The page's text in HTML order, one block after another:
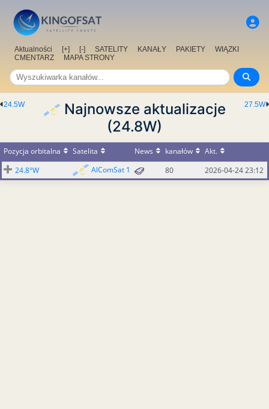
Aktualności [+] [-] SATELITY KANAŁY PAKIETY
WIĄZKI
CMENTARZ
MAPA STRONY
27.5W
24.5W
Najnowsze aktualizacje
(24.8W)
Pozycja orbitalna Satelita News kanałów
Akt.
24.8°W
AlComSat 1 80 2026-04-24 23:12